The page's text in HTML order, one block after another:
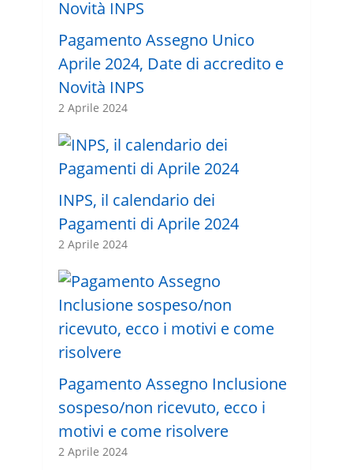
Pagamento Assegno Unico
Aprile 2024, Date di accredito e
Novità INPS
2 Aprile 2024
INPS, il calendario dei
Pagamenti di Aprile 2024
2 Aprile 2024
Pagamento Assegno Inclusione
sospeso/non ricevuto, ecco i
motivi e come risolvere
2 Aprile 2024